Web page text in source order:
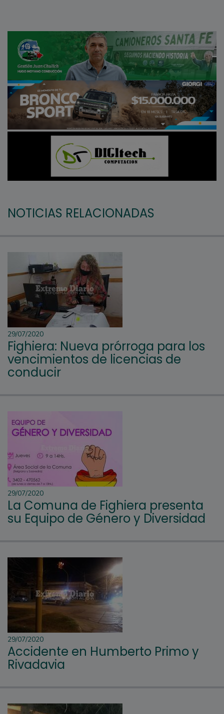
NOTICIAS RELACIONADAS
29/07/2020
Fighiera: Nueva prórroga para los
vencimientos de licencias de
conducir
29/07/2020
La Comuna de Fighiera presenta
su Equipo de Género y Diversidad
29/07/2020
Accidente en Humberto Primo y
Rivadavia